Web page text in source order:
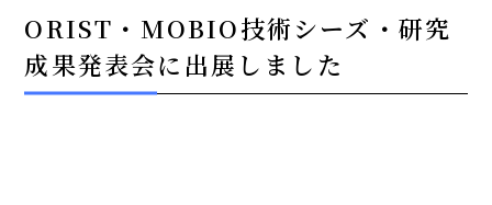
ORIST・MOBIO技術シーズ・研究
成果発表会に出展しました